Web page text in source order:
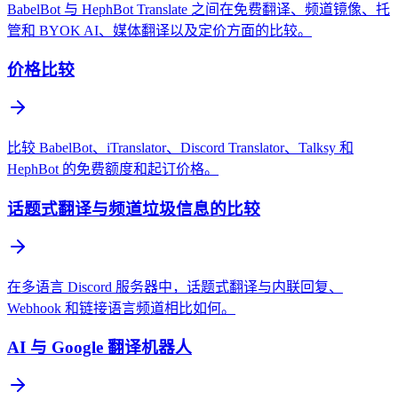
BabelBot 与 HephBot Translate 之间在免费翻译、频道镜像、托
管和 BYOK AI、媒体翻译以及定价方面的比较。
价格比较
比较 BabelBot、iTranslator、Discord Translator、Talksy 和
HephBot 的免费额度和起订价格。
话题式翻译与频道垃圾信息的比较
在多语言 Discord 服务器中，话题式翻译与内联回复、
Webhook 和链接语言频道相比如何。
AI 与 Google 翻译机器人